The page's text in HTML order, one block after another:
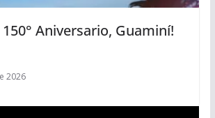
150° Aniversario, Guaminí!
2026